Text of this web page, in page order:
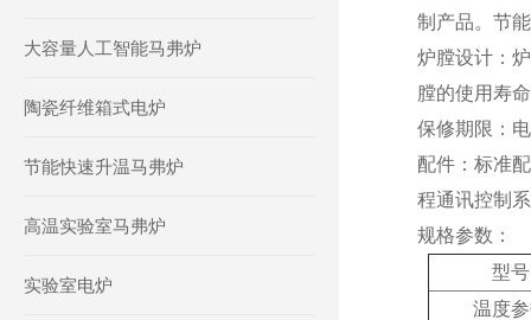
大容量人工智能马弗炉
陶瓷纤维箱式电炉
节能快速升温马弗炉
高温实验室马弗炉
实验室电炉
制产品。节
炉膛设计：
膛的使用寿
保修期限 ：
配件： 标准
程通讯控制
规格参数：
型号
温度